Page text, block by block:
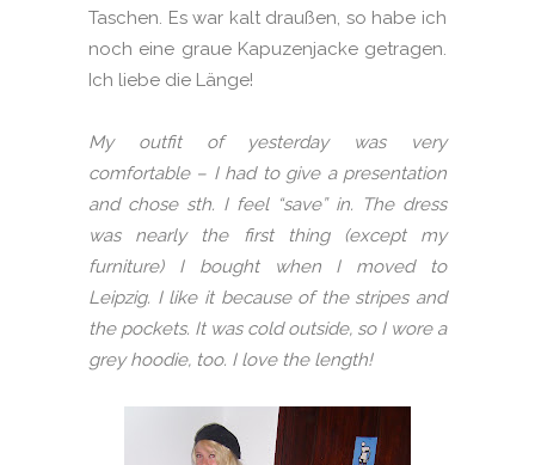
Taschen. Es war kalt draußen, so habe ich
noch eine graue Kapuzenjacke getragen.
Ich liebe die Länge!
My outfit of yesterday was very
comfortable – I had to give a presentation
and chose sth. I feel “save” in. The dress
was nearly the first thing (except my
furniture) I bought when I moved to
Leipzig. I like it because of the stripes and
the pockets. It was cold outside, so I wore a
grey hoodie, too. I love the length!